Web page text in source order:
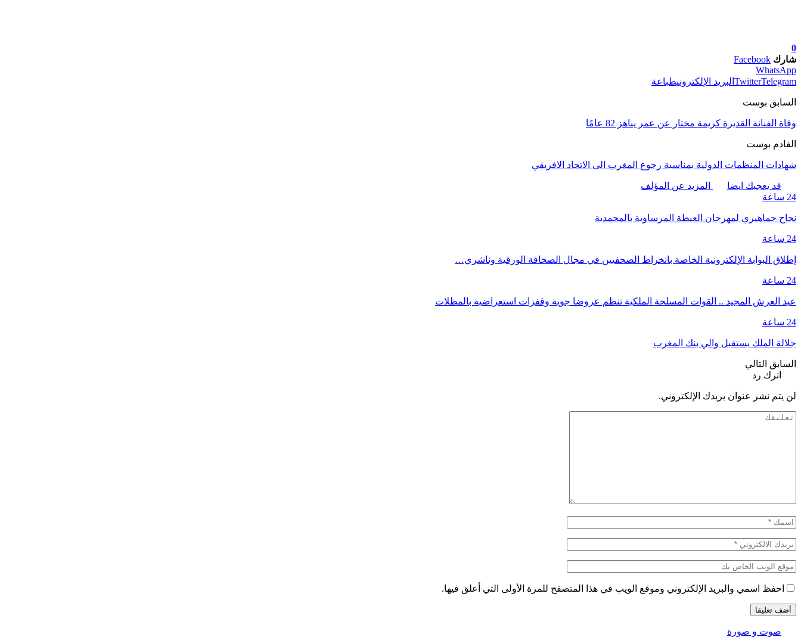
0
شارك Facebook
WhatsApp
TwitterTelegram البريد الإلكترونيطباعة
السابق بوست
وفاة الفنانة القديرة كريمة مختار عن عمر يناهز 82 عامًا
القادم بوست
شهادات المنظمات الدولية بمناسبة رجوع المغرب الى الاتحاد الافريقي
قد يعجبك ايضا
المزيد عن المؤلف
24 ساعة
نجاح جماهيري لمهرجان العيطة المرساوية بالمحمدية
24 ساعة
إطلاق البوابة الإلكترونية الخاصة بانخراط الصحفيين في مجال الصحافة الورقية وناشري…
24 ساعة
عيد العرش المجيد .. القوات المسلحة الملكية تنظم عروضا جوية وقفزات استعراضية بالمظلات
24 ساعة
جلالة الملك يستقبل والي بنك المغرب
السابق التالي
اترك رد
لن يتم نشر عنوان بريدك الإلكتروني.
احفظ اسمي والبريد الإلكتروني وموقع الويب في هذا المتصفح للمرة الأولى التي أعلق فيها.
صوت و صورة